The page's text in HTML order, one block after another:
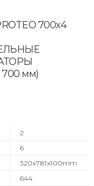
700x4
700 мм)
2
6
320x781x100mm
644